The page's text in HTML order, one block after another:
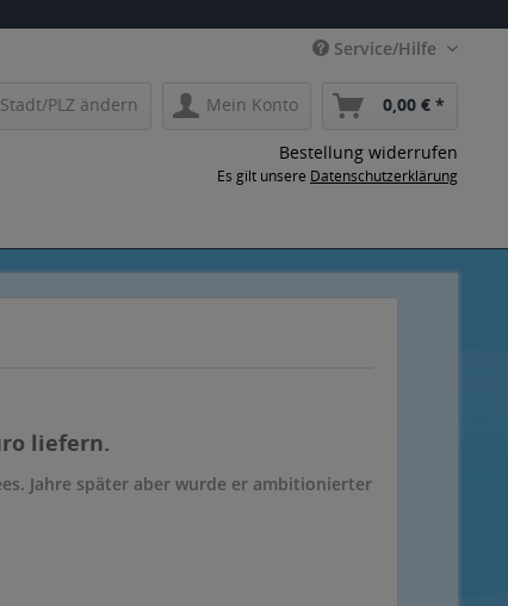
Service/Hilfe
Stadt/PLZ ändern Mein Konto 0,00 € *
Bestellung widerrufen
Es gilt unsere Datenschutzerklärung
liefern.
Jahre später aber wurde er ambitionierter